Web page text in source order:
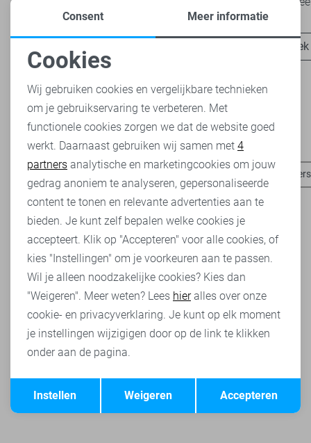
Heb je dit al eens bekeken?
Harper & Yve broeken Harper & Yve t-shirts Pieces blazers
Noodzakelijke cookies
Personalisatie cookies
Analytische cookies
Marketing cookies
Terug Opslaan
Consent Meer informatie
Cookies
Wij gebruiken cookies en vergelijkbare technieken
om je gebruikservaring te verbeteren. Met
functionele cookies zorgen we dat de website goed
werkt. Daarnaast gebruiken wij samen met 4
partners analytische en marketingcookies om jouw
gedrag anoniem te analyseren, gepersonaliseerde
content te tonen en relevante advertenties aan te
bieden. Je kunt zelf bepalen welke cookies je
accepteert. Klik op "Accepteren" voor alle cookies, of
kies "Instellingen" om je voorkeuren aan te passen.
Wil je alleen noodzakelijke cookies? Kies dan
"Weigeren". Meer weten? Lees hieralles over onze
cookie- en privacyverklaring. Je kunt op elk moment
je instellingen wijzigigen door op de link te klikken
onder aan de pagina.
Accepteren
Weigeren
Instellen